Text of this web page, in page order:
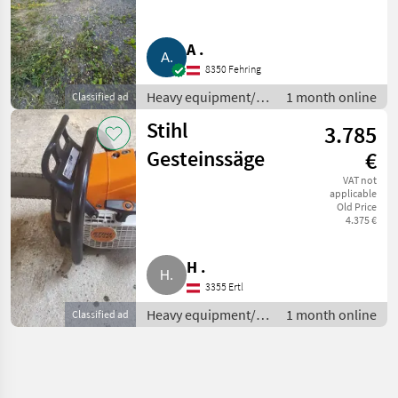
Classified ad
A .
8350 Fehring
Heavy equipment/
construction
machines / Small
construction
devices
1 month online
Classified ad
Stihl
Gesteinssäge
3.785
€
VAT not
applicable
Old Price
4.375 €
H .
3355 Ertl
Heavy equipment/
construction
1 month online